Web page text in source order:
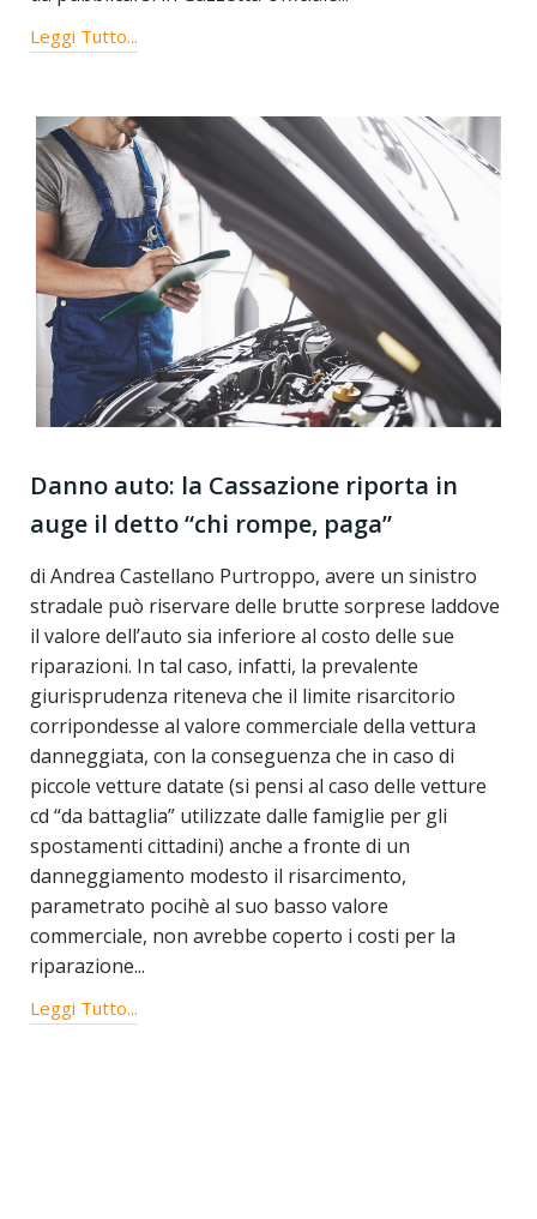
Leggi Tutto...
Danno auto: la Cassazione riporta in
auge il detto “chi rompe, paga”
di Andrea Castellano Purtroppo, avere un sinistro
stradale può riservare delle brutte sorprese laddove
il valore dell’auto sia inferiore al costo delle sue
riparazioni. In tal caso, infatti, la prevalente
giurisprudenza riteneva che il limite risarcitorio
corripondesse al valore commerciale della vettura
danneggiata, con la conseguenza che in caso di
piccole vetture datate (si pensi al caso delle vetture
cd “da battaglia” utilizzate dalle famiglie per gli
spostamenti cittadini) anche a fronte di un
danneggiamento modesto il risarcimento,
parametrato pocihè al suo basso valore
commerciale, non avrebbe coperto i costi per la
riparazione...
Leggi Tutto...